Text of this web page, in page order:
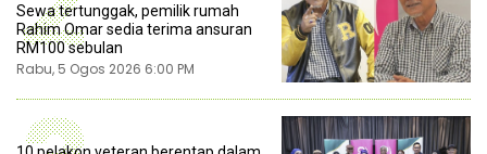
Sewa tertunggak, pemilik rumah
Rahim Omar sedia terima ansuran
RM100 sebulan
Rabu, 5 Ogos 2026 6:00 PM